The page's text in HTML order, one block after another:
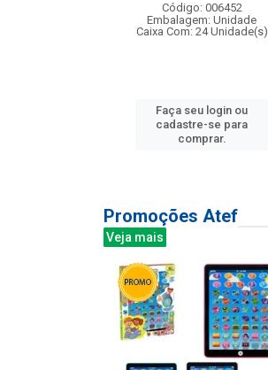
Código: 006452
Embalagem: Unidade
Caixa Com: 24 Unidade(s)
Faça seu login ou
cadastre-se para
comprar.
Promoções Atef
Veja mais